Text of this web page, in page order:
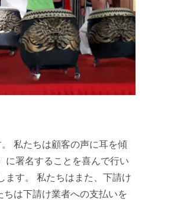
私たちは顧客の声に耳を傾
に署名することを喜んで行い
ます。 私たちはまた、下請け
は下請け業者への支払いを